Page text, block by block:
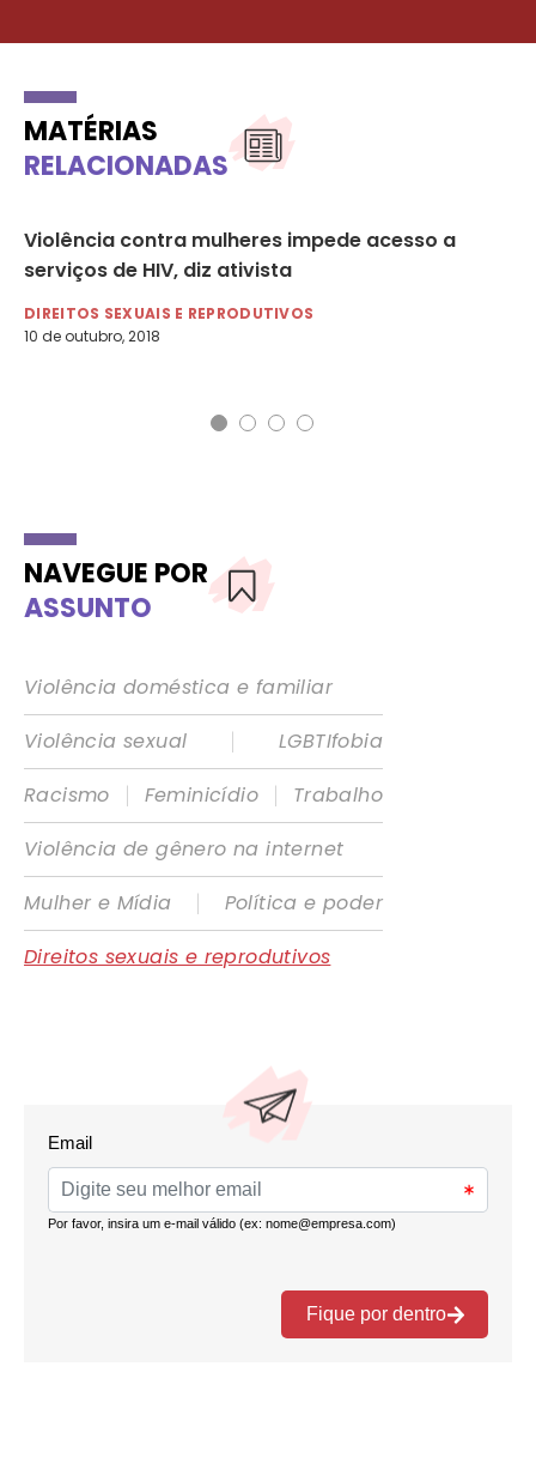
MATÉRIAS
RELACIONADAS
Violência contra mulheres impede acesso a
serviços de HIV, diz ativista
DIREITOS SEXUAIS E REPRODUTIVOS
10 de outubro, 2018
NAVEGUE POR
ASSUNTO
Violência doméstica e familiar
Violência sexual
|
LGBTIfobia
Racismo
| Feminicídio |
Trabalho
Violência de gênero na internet
Mulher e Mídia
|
Política e poder
Direitos sexuais e reprodutivos